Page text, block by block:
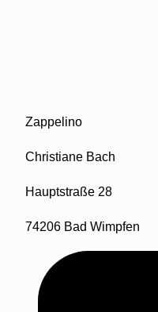
Zappelino
Christiane Bach
Hauptstraße 28
74206 Bad Wimpfen